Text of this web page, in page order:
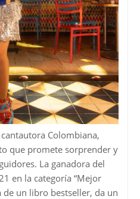
Colombiana,
que promete sorprender y
La ganadora del
en la categoría “Mejor
de un libro bestseller, da un